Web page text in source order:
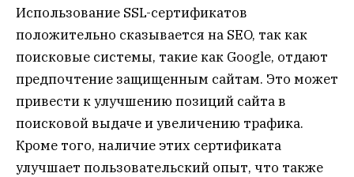
Использование SSL-сертификатов
положительно сказывается на SEO, так как
поисковые системы, такие как Google, отдают
предпочтение защищенным сайтам. Это может
привести к улучшению позиций сайта в
поисковой выдаче и увеличению трафика.
Кроме того, наличие этих сертификата
улучшает пользовательский опыт, что также